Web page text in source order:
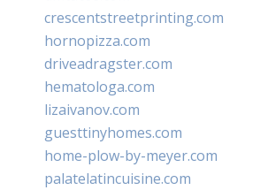
crescentstreetprinting.com
hornopizza.com
driveadragster.com
hematologa.com
lizaivanov.com
guesttinyhomes.com
home-plow-by-meyer.com
palatelatincuisine.com